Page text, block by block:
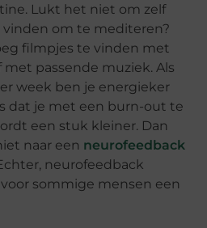
Lukt het niet om zelf
om te mediteren?
filmpjes te vinden met
passende muziek. Als
week ben je energieker
dat je met een burn-out te
een stuk kleiner. Dan
naar een neurofeedback
neurofeedback
sommige mensen een